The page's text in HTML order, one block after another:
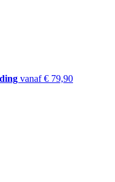
vanaf € 79,90